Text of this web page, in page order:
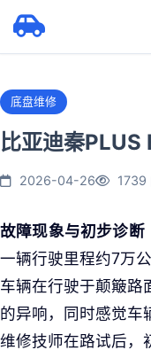
底盘维修
比亚迪秦PLUS
2026-04-26 1739
故障现象与初步诊断
一辆行驶里程约7万
车辆在行驶于颠簸路
的异响，同时感觉车
维修技师在路试后，